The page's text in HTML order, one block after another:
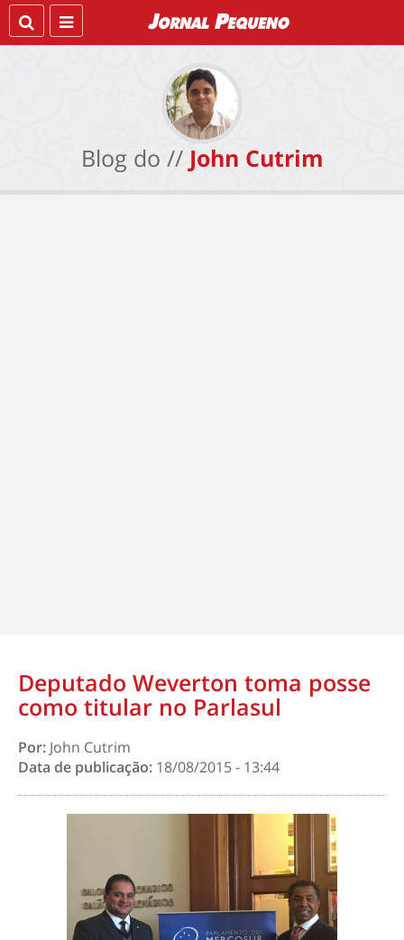
Blog do // John Cutrim
Deputado Weverton toma posse
Por: John Cutrim
Data de publicação: 18/08/2015 - 13:44